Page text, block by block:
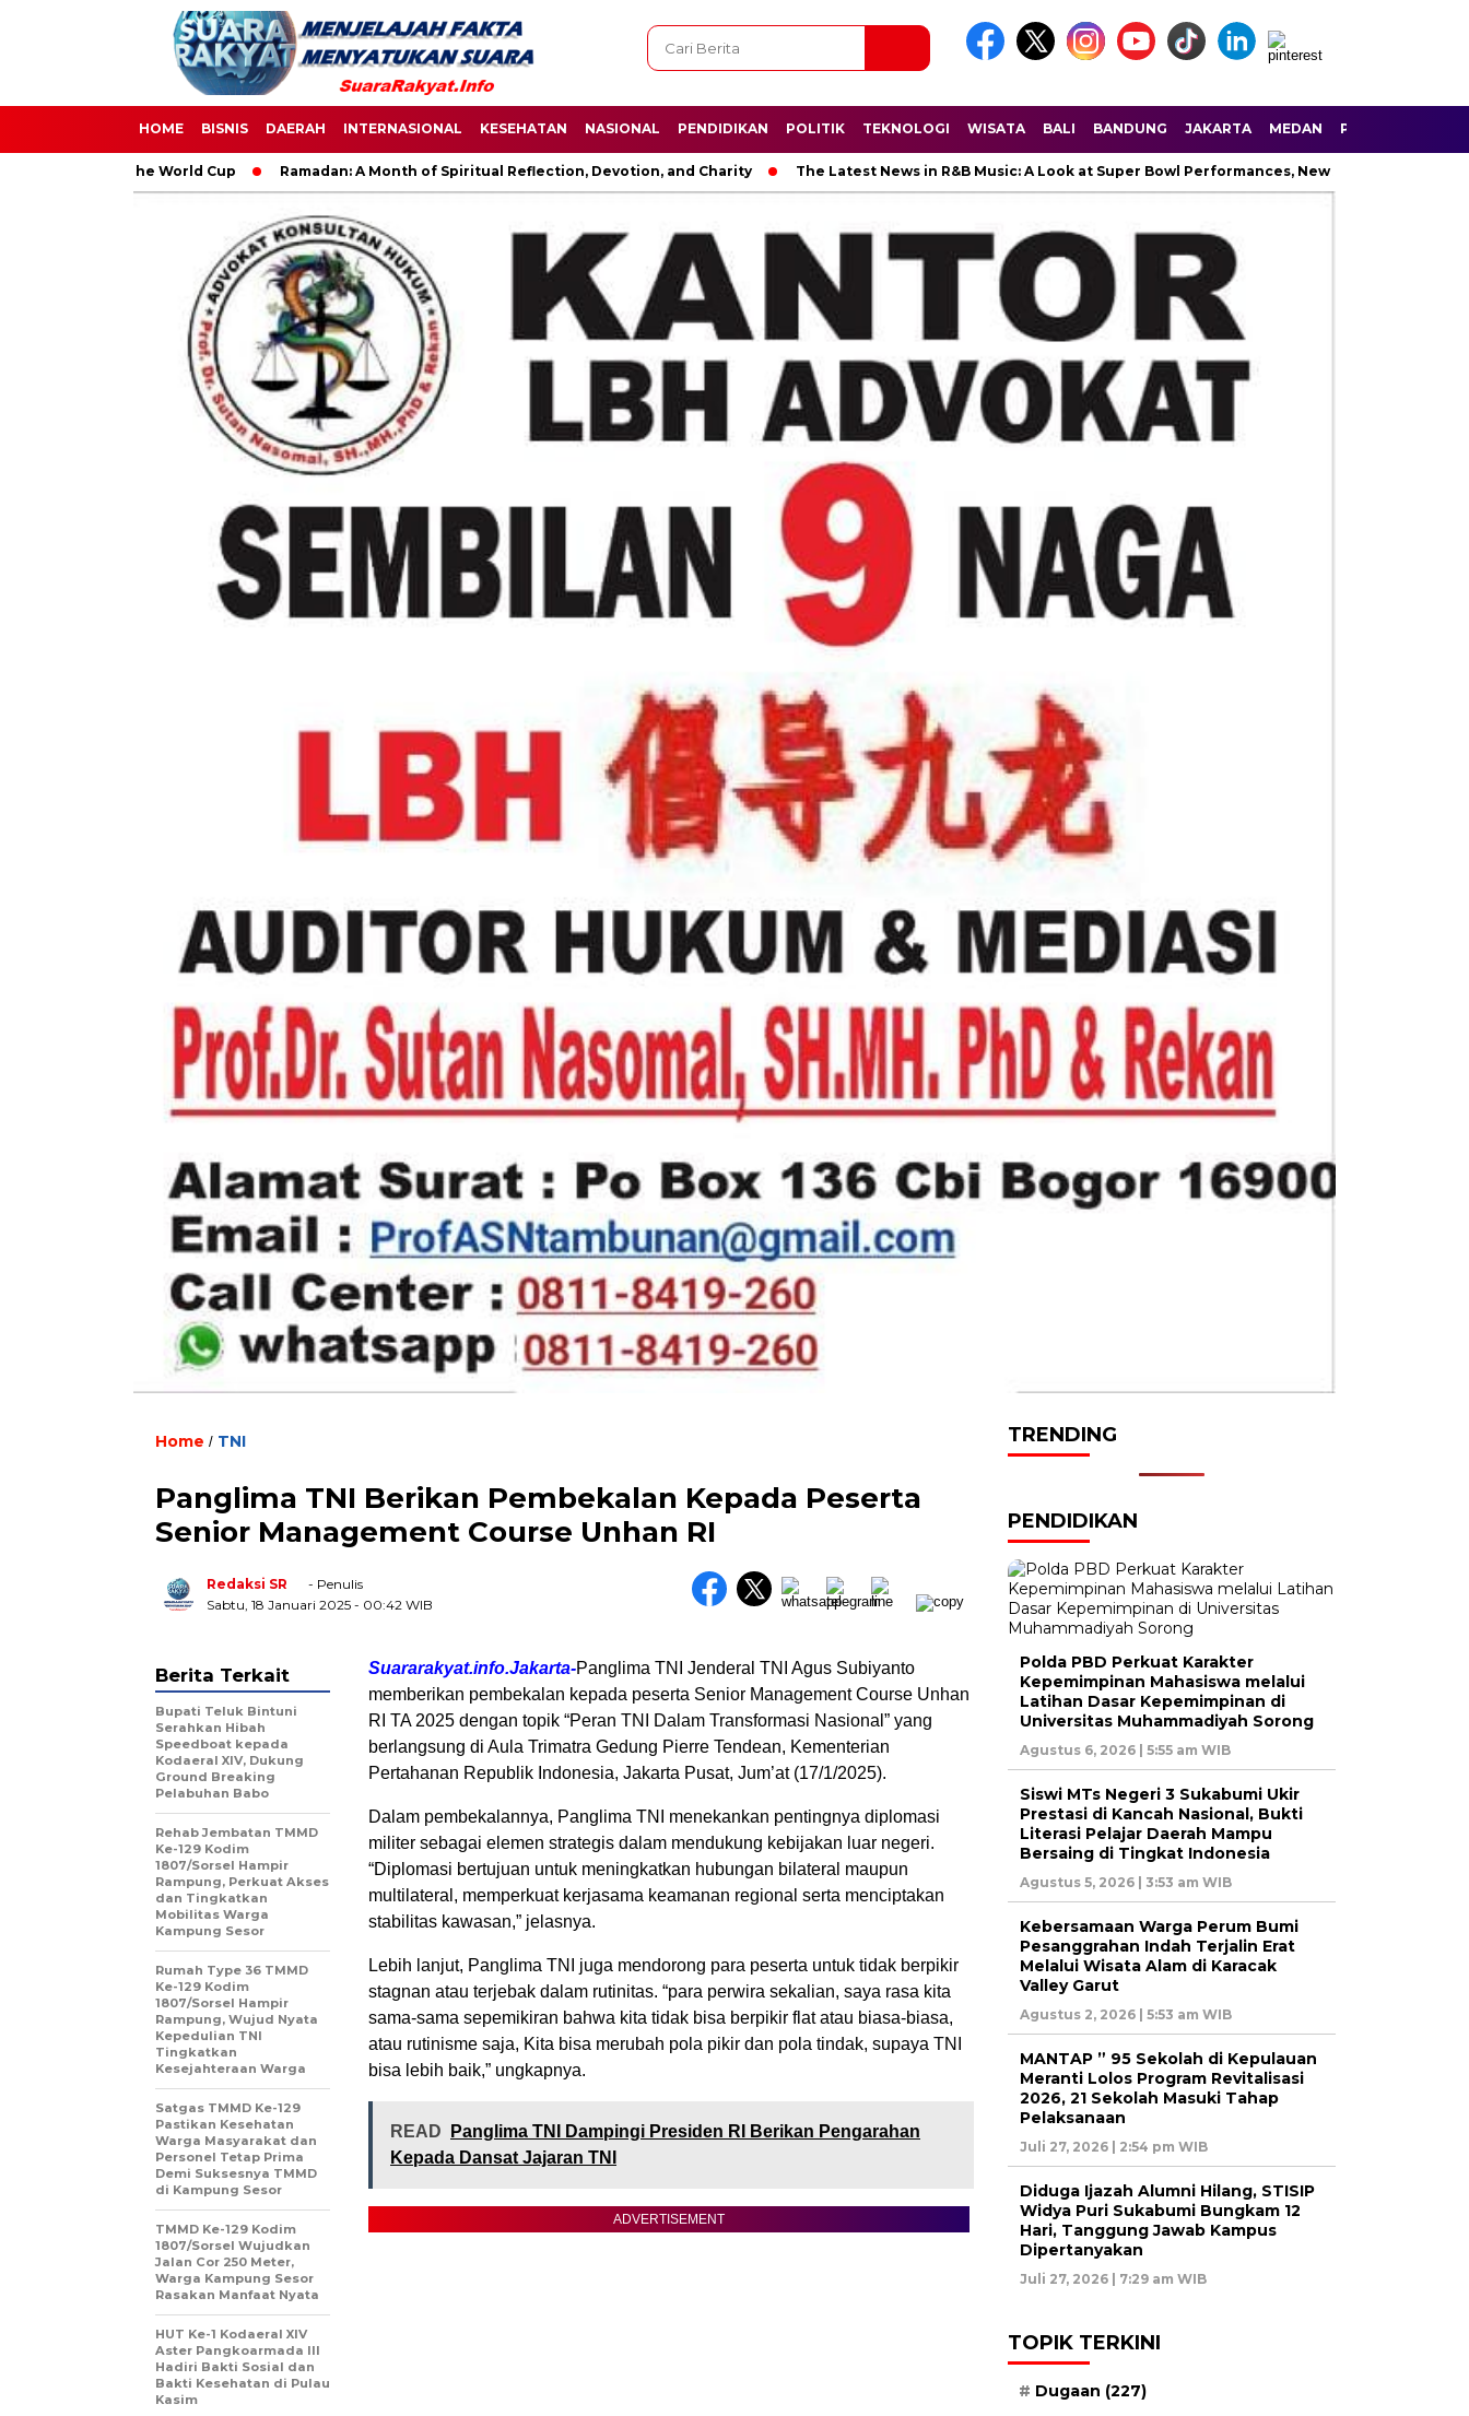
HOME BISNIS DAERAH INTERNASIONAL KESEHATAN NASIONAL PENDIDIKAN POLITIK TEKNOLOGI WISATA BALI BANDUNG JAKARTA MEDAN PALEMBANG
of the World Cup Ramadan: A Month of Spiritual Reflection, Devotion, and Charity The Latest News in R&B Music: A Look at Super Bowl Performances, New Albums, Rising Stars, and
Home / TNI
Panglima TNI Berikan Pembekalan Kepada Peserta
Senior Management Course Unhan RI
Redaksi SR
- Penulis
Sabtu, 18 Januari 2025 - 00:42 WIB
Suararakyat.info.Jakarta-Panglima TNI Jenderal TNI Agus Subiyanto
memberikan pembekalan kepada peserta Senior Management Course Unhan
RI TA 2025 dengan topik “Peran TNI Dalam Transformasi Nasional” yang
berlangsung di Aula Trimatra Gedung Pierre Tendean, Kementerian
Pertahanan Republik Indonesia, Jakarta Pusat, Jum’at (17/1/2025).
Dalam pembekalannya, Panglima TNI menekankan pentingnya diplomasi
militer sebagai elemen strategis dalam mendukung kebijakan luar negeri.
“Diplomasi bertujuan untuk meningkatkan hubungan bilateral maupun
multilateral, memperkuat kerjasama keamanan regional serta menciptakan
stabilitas kawasan,” jelasnya.
Lebih lanjut, Panglima TNI juga mendorong para peserta untuk tidak berpikir
stagnan atau terjebak dalam rutinitas. “para perwira sekalian, saya rasa kita
sama-sama sepemikiran bahwa kita tidak bisa berpikir flat atau biasa-biasa,
atau rutinisme saja, Kita bisa merubah pola pikir dan pola tindak, supaya TNI
bisa lebih baik,” ungkapnya.
READ
Panglima TNI Dampingi Presiden RI Berikan Pengarahan
Kepada Dansat Jajaran TNI
ADVERTISEMENT
Berita Terkait
Bupati Teluk Bintuni
Serahkan Hibah
Speedboat kepada
Kodaeral XIV, Dukung
Ground Breaking
Pelabuhan Babo
Rehab Jembatan TMMD
Ke-129 Kodim
1807/Sorsel Hampir
Rampung, Perkuat Akses
dan Tingkatkan
Mobilitas Warga
Kampung Sesor
Rumah Type 36 TMMD
Ke-129 Kodim
1807/Sorsel Hampir
Rampung, Wujud Nyata
Kepedulian TNI
Tingkatkan
Kesejahteraan Warga
Satgas TMMD Ke-129
Pastikan Kesehatan
Warga Masyarakat dan
Personel Tetap Prima
Demi Suksesnya TMMD
di Kampung Sesor
TMMD Ke-129 Kodim
1807/Sorsel Wujudkan
Jalan Cor 250 Meter,
Warga Kampung Sesor
Rasakan Manfaat Nyata
HUT Ke-1 Kodaeral XIV
Aster Pangkoarmada III
Hadiri Bakti Sosial dan
Bakti Kesehatan di Pulau
Kasim
TRENDING
PENDIDIKAN
Polda PBD Perkuat Karakter
Kepemimpinan Mahasiswa melalui
Latihan Dasar Kepemimpinan di
Universitas Muhammadiyah Sorong
Agustus 6, 2026 | 5:55 am WIB
Siswi MTs Negeri 3 Sukabumi Ukir
Prestasi di Kancah Nasional, Bukti
Literasi Pelajar Daerah Mampu
Bersaing di Tingkat Indonesia
Agustus 5, 2026 | 3:53 am WIB
Kebersamaan Warga Perum Bumi
Pesanggrahan Indah Terjalin Erat
Melalui Wisata Alam di Karacak
Valley Garut
Agustus 2, 2026 | 5:53 am WIB
MANTAP ” 95 Sekolah di Kepulauan
Meranti Lolos Program Revitalisasi
2026, 21 Sekolah Masuki Tahap
Pelaksanaan
Juli 27, 2026 | 2:54 pm WIB
Diduga Ijazah Alumni Hilang, STISIP
Widya Puri Sukabumi Bungkam 12
Hari, Tanggung Jawab Kampus
Dipertanyakan
Juli 27, 2026 | 7:29 am WIB
TOPIK TERKINI
Dugaan (227)